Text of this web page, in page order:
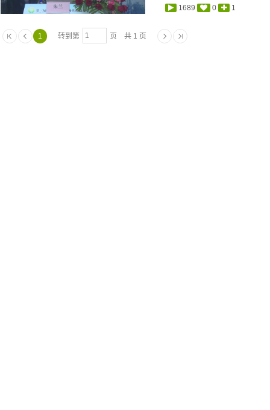
1689 0 1
1 转到第 页 共 1 页